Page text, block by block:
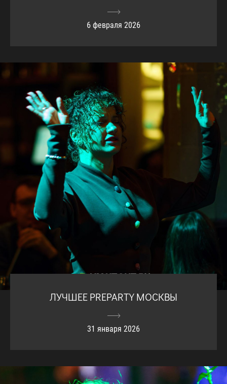
6 февраля 2026
ЛУЧШЕЕ PREPARTY МОСКВЫ
31 января 2026